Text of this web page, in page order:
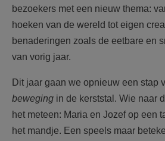
bezoekers met een nieuw thema:
hoeken van de wereld tot eigen
benaderingen zoals de eetbare en
van vorig jaar.
Dit jaar gaan we opnieuw een stap
beweging in de kerststal. Wie naar
het meteen: Maria en Jozef op een
het mandje. Een speels maar